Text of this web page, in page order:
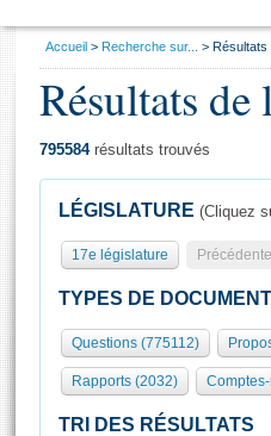
Présidence
577 députés
Groupes politiques
Séance publique
Commissions et autres
Europe et International
Général
Rôle et pouvoirs de
Organisation de
Présidence Conférence
Visiter l'Assemblée
Visite virtuelle du palais
Assister à une séance
Vous
Accueil Recherche sur... Résultats
Résultats de
795584résultats trouvés
LÉGISLATURE (Cliquez
17e législature
TYPES DE
Questions (775112)
Rapports (2032)
TRI DES RÉSULTATS